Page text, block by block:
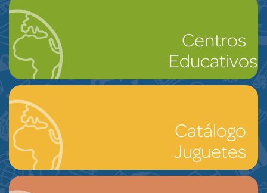
Centros
Educativos
Catálogo
Juguetes